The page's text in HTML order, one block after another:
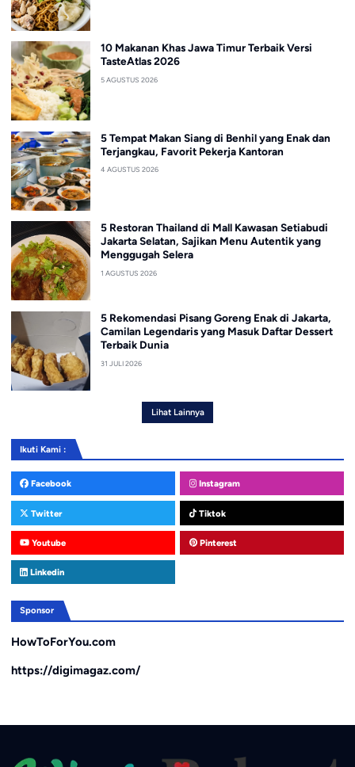
10 Makanan Khas Jawa Timur Terbaik Versi
TasteAtlas 2026
5 AGUSTUS 2026
5 Tempat Makan Siang di Benhil yang Enak dan
Terjangkau, Favorit Pekerja Kantoran
4 AGUSTUS 2026
5 Restoran Thailand di Mall Kawasan Setiabudi
Jakarta Selatan, Sajikan Menu Autentik yang
Menggugah Selera
1 AGUSTUS 2026
5 Rekomendasi Pisang Goreng Enak di Jakarta,
Camilan Legendaris yang Masuk Daftar Dessert
Terbaik Dunia
31 JULI 2026
Lihat Lainnya
Ikuti Kami :
Facebook Instagram
Twitter Tiktok
Youtube Pinterest
Linkedin
Sponsor
HowToForYou.com
https://digimagaz.com/